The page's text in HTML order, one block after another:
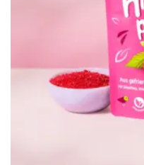
Hol dir den
fruchtig und ohne
Dir läuft schon das
Dann probiere